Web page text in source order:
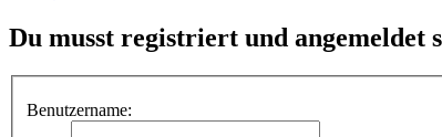
Du musst registriert und angemeldet
Benutzername: